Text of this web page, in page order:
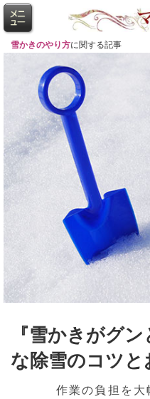
雪かきのやり方に関する記事
『雪かきがグ
な除雪のコツと
作業の負担を大